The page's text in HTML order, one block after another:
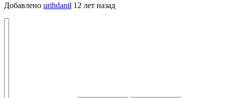
Добавлено urihdanil 12 лет назад